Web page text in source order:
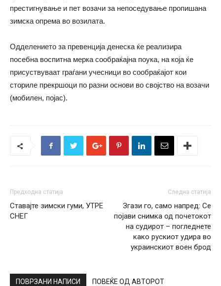
престигнување и пет возачи за непоседување пропишана
зимска опрема во возилата.
Одделението за превенција денеска ќе реализира
посебна воспитна мерка сообраќајна поука, на која ќе
присуствуваат граѓани учесници во сообраќајот кои
сториле прекршоци по разни основи во својство на возачи
(мобилен, појас).
Предходна статија
Ставајте зимски гуми, УТРЕ
СНЕГ
Следна статија
Згази го, само напред: Се
појави снимка од почетокот
на судирот – погледнете
како рускиот удира во
украинскиот воен брод
ПОВРЗАНИ НАПИСИ ПОВЕЌЕ ОД АВТОРОТ